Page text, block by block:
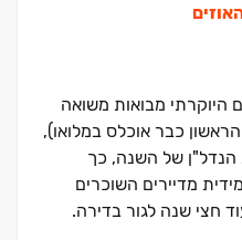
היוקרתי מבואות משואה
כבר אוכלס במלואו),
הנדל"ן של השנה, כך
מדיירים השוכרים
חצי שנה לגור בדירה.